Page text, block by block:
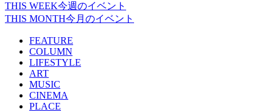
THIS WEEK今週のイベント
THIS MONTH今月のイベント
FEATURE
COLUMN
LIFESTYLE
ART
MUSIC
CINEMA
PLACE